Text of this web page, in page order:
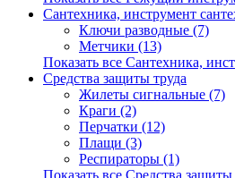
Сантехника, инструмент
Ключи разводные (7)
Метчики (13)
Показать все Сантехника,
Средства защиты труда
Жилеты сигнальные (7)
Краги (2)
Перчатки (12)
Плащи (3)
Респираторы (1)
Показать все Средства защиты